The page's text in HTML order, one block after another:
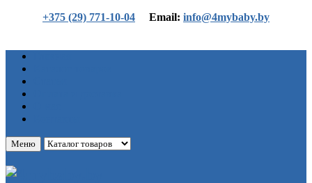
+375 (29) 771-10-04 Еmail: info@4mybaby.by
Меню